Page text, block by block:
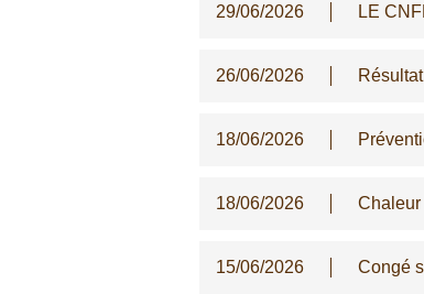
29/06/2026 LE
26/06/2026
18/06/2026
18/06/2026 Chaleur
15/06/2026 Congé